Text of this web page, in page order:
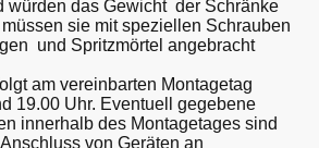
würden das Gewicht der Schränke
sie mit speziellen Schrauben
und Spritzmörtel angebracht
am vereinbarten Montagetag
19.00 Uhr. Eventuell gegebene
innerhalb des Montagetages sind
von Geräten an